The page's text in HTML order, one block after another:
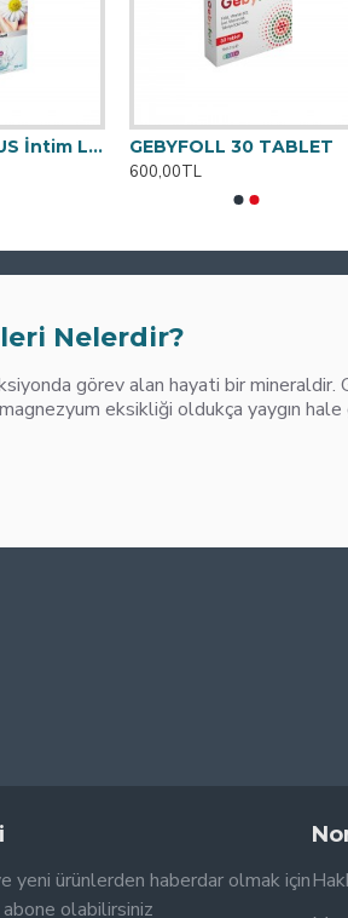
BURN OFF PLUS İntim Likit 250 ML
GEBYFOLL 30 TABLET
600,00TL
Nelerdir?
görev alan hayati bir mineraldir.
eksikliği oldukça yaygın hale
yeni ürünlerden haberdar olmak için
olabilirsiniz